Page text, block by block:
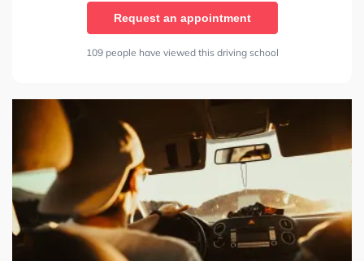
Request an appointment
109 people have viewed this driving school